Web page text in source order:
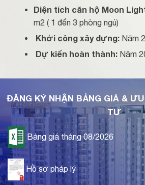
Diện tích căn hộ Moon
m2 ( 1 đến 3 phòng ngủ)
Khởi công xây dựng:Năm
Dự kiến hoàn thành:Năm
ĐĂNG KÝ NHẬN BẢNG GIÁ &
TƯ
Bảng giá tháng 08/2026
Hồ sơ pháp lý